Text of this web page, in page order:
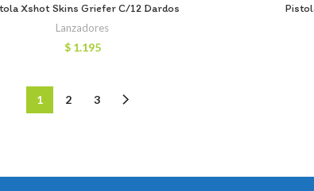
Xshot Skins Griefer C/12 Dardos
Lanzadores
$1.195
1 2 3